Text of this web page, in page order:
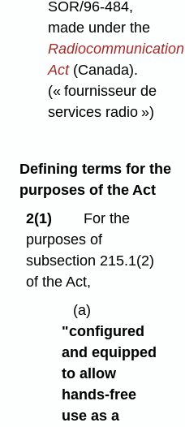
SOR/96-484,
made under the
Radiocommunication
Act(Canada).
(« fournisseur de
services radio »)
Defining terms for the
purposes of the Act
2(1)
For the
purposes of
subsection 215.1(2)
of the Act,
(a)
"configured
and equipped
to allow
hands-free
use as a